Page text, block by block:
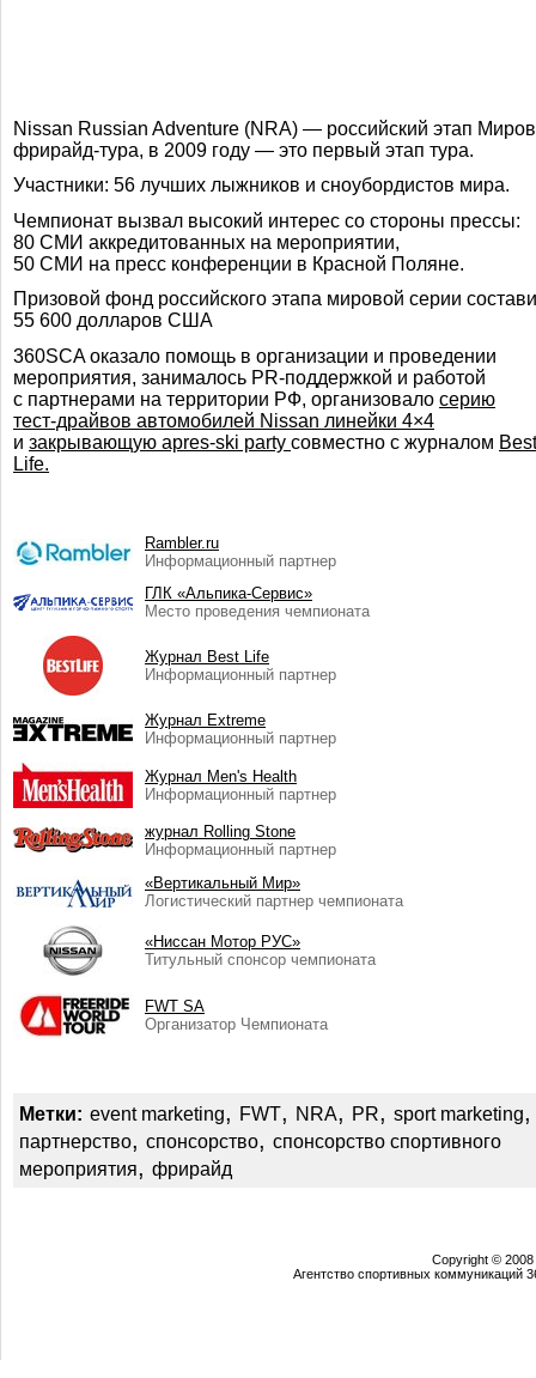
Nissan Russian Adventure (NRA) — российский этап
фрирайд-тура, в 2009 году — это первый этап тура.
Участники: 56 лучших лыжников и сноубордистов мира.
Чемпионат вызвал высокий интерес со стороны прессы:
80 СМИ аккредитованных на мероприятии,
50 СМИ на пресс конференции в Красной Поляне.
Призовой фонд российского этапа мировой серии
55 600 долларов США
360SCA оказало помощь в организации и проведении
мероприятия, занималось PR-поддержкой и работой
с партнерами на территории РФ, организовало серию
тест-драйвов автомобилей Nissan линейки 4×4
и закрывающую apres-ski party совместно с журналом Best
Life.
Rambler.ru
Информационный партнер
ГЛК «Альпика-Сервис»
Место проведения чемпионата
Журнал Best Life
Информационный партнер
Журнал Extreme
Информационный партнер
Журнал Men's Health
Информационный партнер
журнал Rolling Stone
Информационный партнер
«Вертикальный Мир»
Логистический партнер чемпионата
«Ниссан Мотор РУС»
Титульный спонсор чемпионата
FWT SA
Организатор Чемпионата
Метки: event marketing, FWT, NRA, PR, sport marketing,
партнерство, спонсорство, спонсорство спортивного
мероприятия, фрирайд
Copyright © 2008
Агентство спортивных коммуникаций